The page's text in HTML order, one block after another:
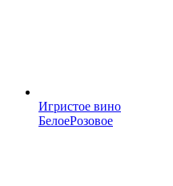
Игристое вино
БелоеРозовое